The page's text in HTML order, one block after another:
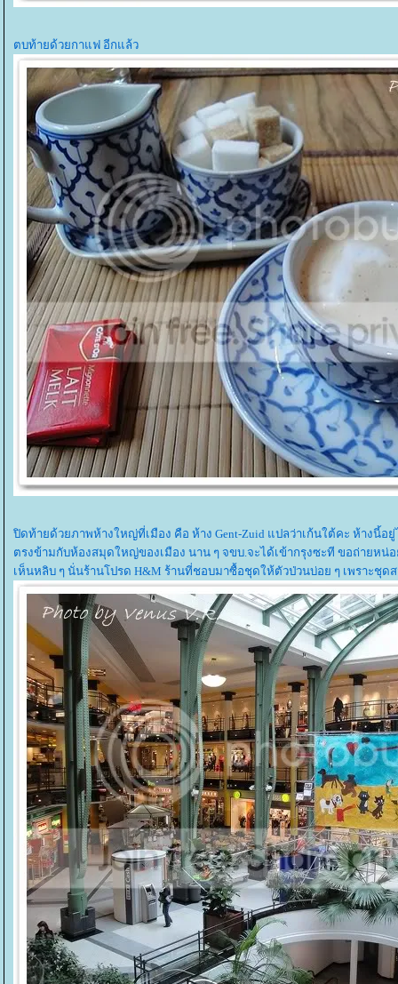
ตบท้ายด้วยกาแฟ อีกแล้ว
ปิดท้ายด้วยภาพห้างใหญ่ที่เมือง คือ ห้าง Gent-Zuid แปลว่าเก้นใต้คะ ห้างนี้อ
ตรงข้ามกับห้องสมุดใหญ่ของเมือง นาน ๆ จขบ.จะได้เข้ากรุงซะที ขอถ่ายหน่
เห็นหลิบ ๆ นั่นร้านโปรด H&M ร้านที่ชอบมาซื้อชุดให้ตัวป่วนบ่อย ๆ เพราะชุด